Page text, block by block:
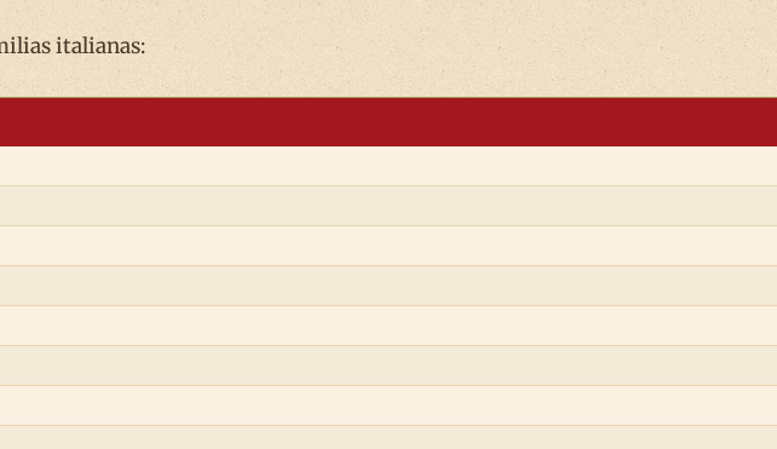
italianas: